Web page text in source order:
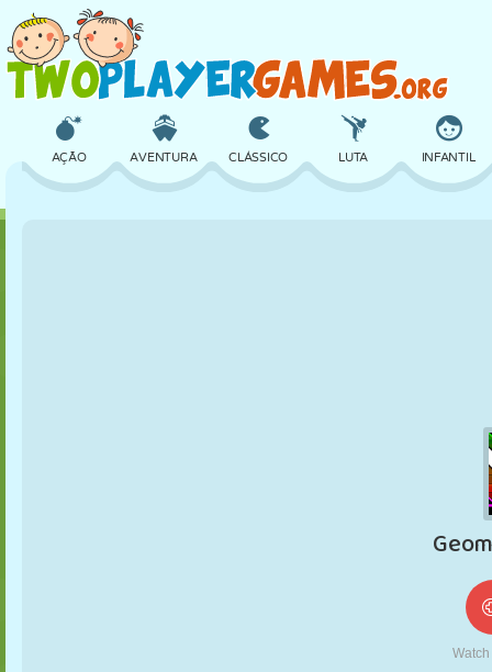
AÇÃO AVENTURA CLÁSSICO LUTA INFANTIL
JOGO DA
VELHA